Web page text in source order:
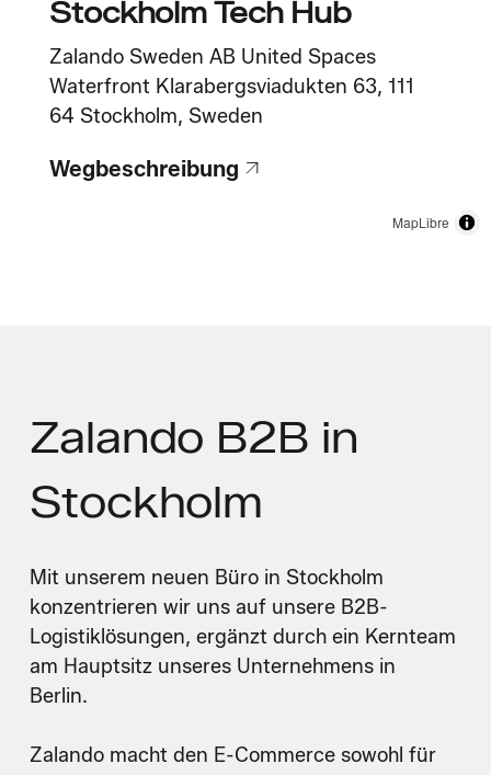
Stockholm Tech Hub
Zalando Sweden AB United Spaces
Waterfront Klarabergsviadukten 63, 111
64 Stockholm, Sweden
Wegbeschreibung
MapLibre
Zalando B2B in
Stockholm
Mit unserem neuen Büro in Stockholm
konzentrieren wir uns auf unsere B2B-
Logistiklösungen, ergänzt durch ein Kernteam
am Hauptsitz unseres Unternehmens in
Berlin.
Zalando macht den E-Commerce sowohl für